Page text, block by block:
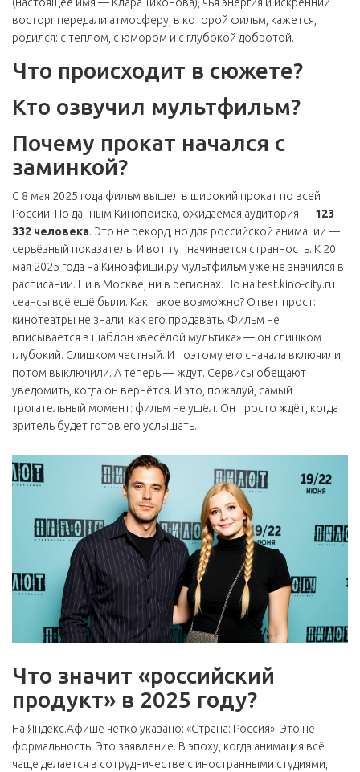
восторг передали атмосферу, в которой фильм, кажется,
родился: с теплом, с юмором и с глубокой добротой.
Что происходит в сюжете?
Кто озвучил мультфильм?
Почему прокат начался с
заминкой?
С 8 мая 2025 года фильм вышел в широкий прокат по всей
России. По данным Кинопоиска , ожидаемая аудитория — 123
332 человека. Это не рекорд, но для российской анимации —
серьёзный показатель. И вот тут начинается странность. К 20
мая 2025 года на Киноафиши.ру мультфильм уже не значился в
расписании. Ни в Москве, ни в регионах. Но на test.kino-city.ru
сеансы всё ещё были. Как такое возможно? Ответ прост:
кинотеатры не знали, как его продавать. Фильм не
вписывается в шаблон «весёлой мультика» — он слишком
глубокий. Слишком честный. И поэтому его сначала включили,
потом выключили. А теперь — ждут. Сервисы обещают
уведомить, когда он вернётся. И это, пожалуй, самый
трогательный момент: фильм не ушёл. Он просто ждёт, когда
зритель будет готов его услышать.
Что значит «российский
продукт» в 2025 году?
На Яндекс.Афише чётко указано: «Страна: Россия». Это не
формальность. Это заявление. В эпоху, когда анимация всё
чаще делается в сотрудничестве с иностранными студиями,